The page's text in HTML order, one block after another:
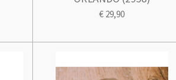
€ 29,90